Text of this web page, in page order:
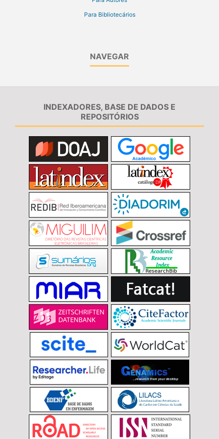
Para Bibliotecários
NAVEGAR
INDEXADORES, BASE DE DADOS E
REPOSITÓRIOS